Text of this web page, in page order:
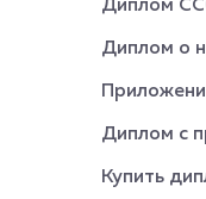
Диплом
Диплом о
Диплом с
Купить